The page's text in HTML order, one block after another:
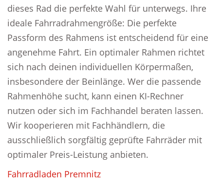
dieses Rad die perfekte Wahl für unterwegs. Ihre
ideale Fahrradrahmengröße: Die perfekte
Passform des Rahmens ist entscheidend für eine
angenehme Fahrt. Ein optimaler Rahmen richtet
sich nach deinen individuellen Körpermaßen,
insbesondere der Beinlänge. Wer die passende
Rahmenhöhe sucht, kann einen KI-Rechner
nutzen oder sich im Fachhandel beraten lassen.
Wir kooperieren mit Fachhändlern, die
ausschließlich sorgfältig geprüfte Fahrräder mit
optimaler Preis-Leistung anbieten.
Fahrradladen Premnitz